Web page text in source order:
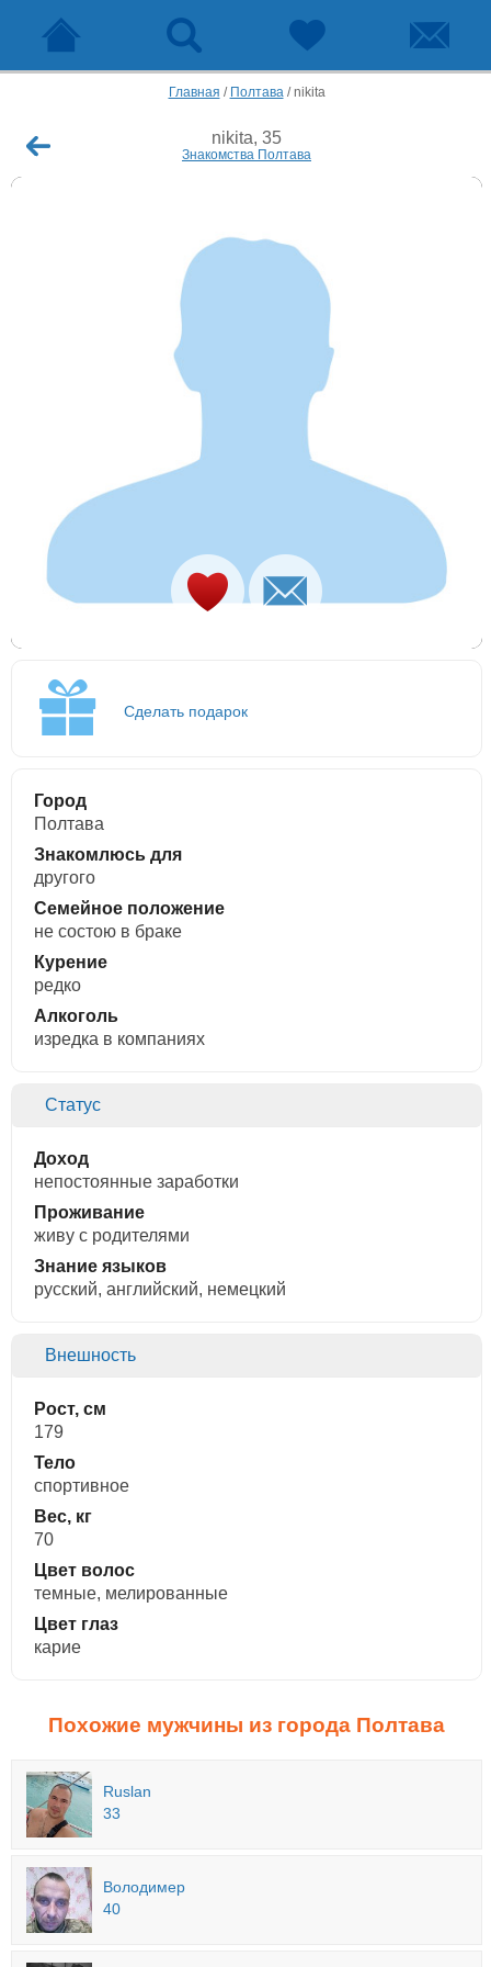
Главная / Полтава/nikita
nikita, 35
Знакомства Полтава
Сделать подарок
Город
Полтава
Знакомлюсь для
другого
Семейное положение
не состою в браке
Курение
редко
Алкоголь
изредка в компаниях
Статус
Доход
непостоянные заработки
Проживание
живу с родителями
Знание языков
русский, английский, немецкий
Внешность
Рост, см
179
Тело
спортивное
Вес, кг
70
Цвет волос
темные, мелированные
Цвет глаз
карие
Похожие мужчины из города Полтава
Ruslan
33
Володимер
40